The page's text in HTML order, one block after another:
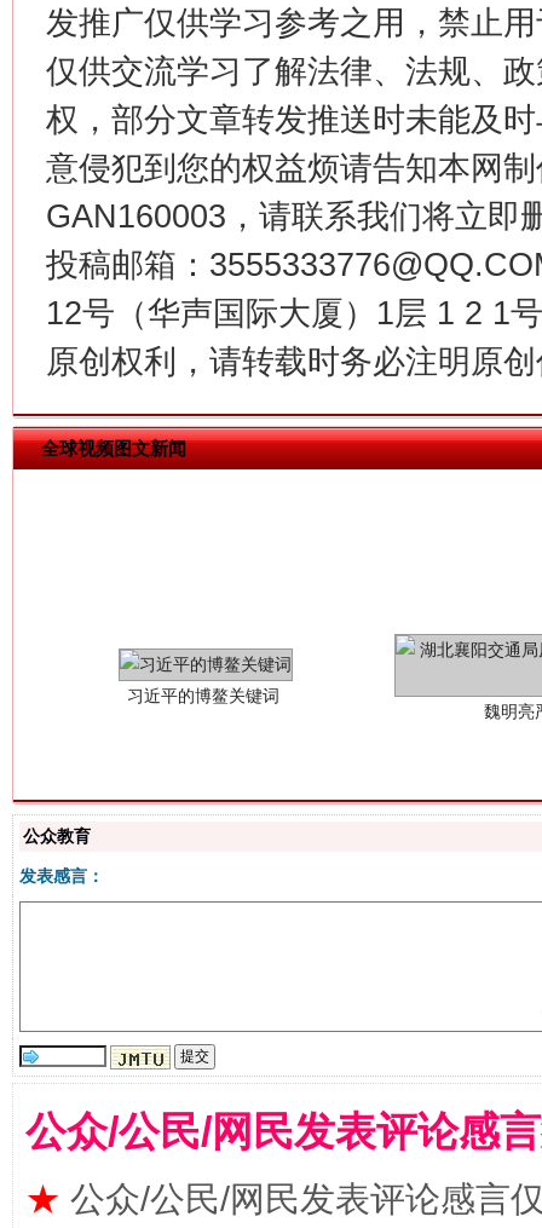
发推广仅供学习参考之用，禁止
仅供交流学习了解法律、法规、
权，部分文章转发推送时未能及
意侵犯到您的权益烦请告知本网
GAN160003，请联系我们将立即
投稿邮箱：
12号（华声国际大厦）1层 1 2 1
原创权利，请转载时务必注明原
全球视频图文新闻
在谋一域中谋全局
“刷贴”乱象丛生
揭批美国五大"原罪" "炒
公众教育
发表感言：
公众/公民/网民发表评论感
★ 公众/公民/网民发表评论感言